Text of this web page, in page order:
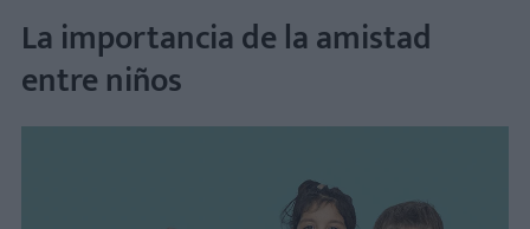
La importancia de la amistad
entre niños